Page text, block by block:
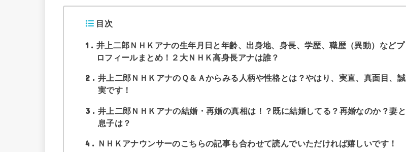
目次
1
井上二郎ＮＨＫアナの生年月日と年齢、出身地、身長、学歴、職歴（異動）などプ
ロフィールまとめ！２大ＮＨＫ高身長アナは誰？
2
井上二郎ＮＨＫアナのＱ＆Ａからみる人柄や性格とは？やはり、実直、真面目、誠
実です！
3
井上二郎ＮＨＫアナの結婚・再婚の真相は！？既に結婚してる？再婚なのか？妻と
息子は？
4 ＮＨＫアナウンサーのこちらの記事も合わせて読んでいただければ嬉しいです！